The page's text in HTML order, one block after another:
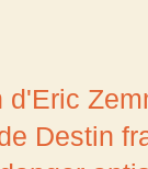
d'Eric
Destin